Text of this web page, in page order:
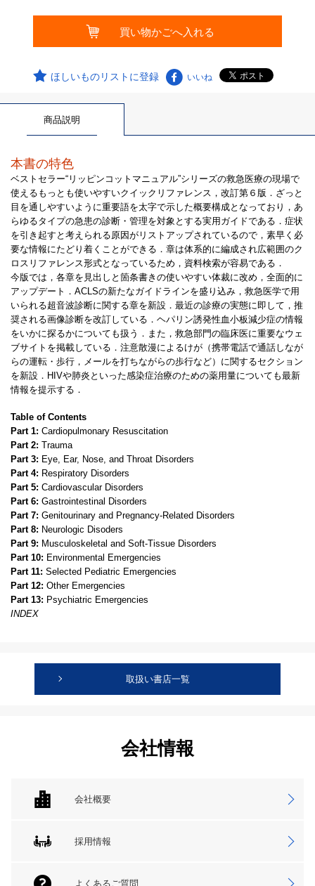
ほしいものリストに登録 いいね
商品説明
本書の特色
ベストセラー“リッピンコットマニュアル”シリーズの救急医療の現場で
使えるもっとも使いやすいクイックリファレンス，改訂第６版．ざっと
目を通しやすいように重要語を太字で示した概要構成となっており，あ
らゆるタイプの急患の診断・管理を対象とする実用ガイドである．症状
を引き起すと考えられる原因がリストアップされているので，素早く必
要な情報にたどり着くことができる．章は体系的に編成され広範囲のク
ロスリファレンス形式となっているため，資料検索が容易である．
今版では，各章を見出しと箇条書きの使いやすい体裁に改め，全面的に
アップデート．ACLSの新たなガイドラインを盛り込み，救急医学で用
いられる超音波診断に関する章を新設．最近の診療の実態に即して，推
奨される画像診断を改訂している．ヘパリン誘発性血小板減少症の情報
をいかに探るかについても扱う．また，救急部門の臨床医に重要なウェ
ブサイトを掲載している．注意散漫によるけが（携帯電話で通話しなが
らの運転・歩行，メールを打ちながらの歩行など）に関するセクション
を新設．HIVや肺炎といった感染症治療のための薬用量についても最新
情報を提示する．
Table of Contents
Part 1: Cardiopulmonary Resuscitation
Part 2: Trauma
Part 3: Eye, Ear, Nose, and Throat Disorders
Part 4: Respiratory Disorders
Part 5: Cardiovascular Disorders
Part 6: Gastrointestinal Disorders
Part 7: Genitourinary and Pregnancy-Related Disorders
Part 8: Neurologic Disoders
Part 9: Musculoskeletal and Soft-Tissue Disorders
Part 10: Environmental Emergencies
Part 11: Selected Pediatric Emergencies
Part 12: Other Emergencies
Part 13: Psychiatric Emergencies
INDEX
取扱い書店一覧
会社情報
会社概要
採用情報
よくあるご質問